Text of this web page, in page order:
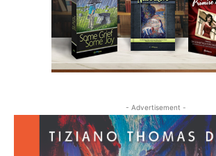
- Advertisement -